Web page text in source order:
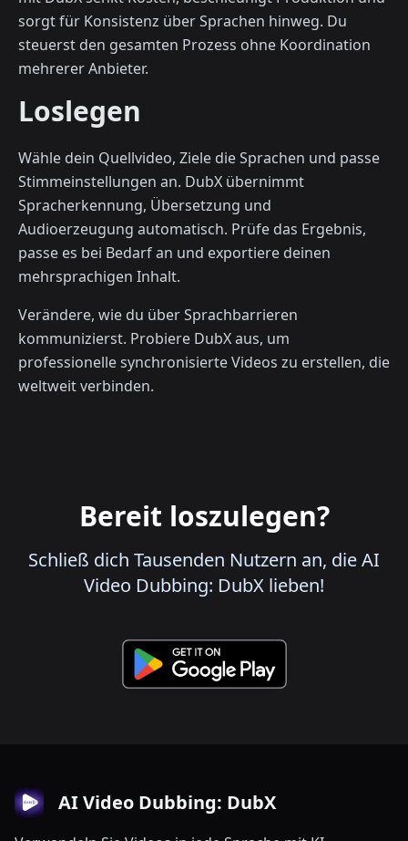
sorgt für Konsistenz über Sprachen hinweg. Du
steuerst den gesamten Prozess ohne Koordination
mehrerer Anbieter.
Loslegen
Wähle dein Quellvideo, Ziele die Sprachen und passe
Stimmeinstellungen an. DubX übernimmt
Spracherkennung, Übersetzung und
Audioerzeugung automatisch. Prüfe das Ergebnis,
passe es bei Bedarf an und exportiere deinen
mehrsprachigen Inhalt.
Verändere, wie du über Sprachbarrieren
kommunizierst. Probiere DubX aus, um
professionelle synchronisierte Videos zu erstellen, die
weltweit verbinden.
Bereit loszulegen?
Schließ dich Tausenden Nutzern an, die AI
Video Dubbing: DubX lieben!
AI Video Dubbing: DubX